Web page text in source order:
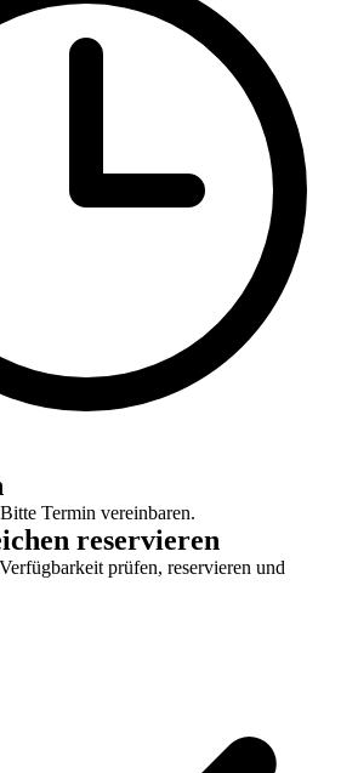
Termin vereinbaren.
reservieren
prüfen, reservieren und